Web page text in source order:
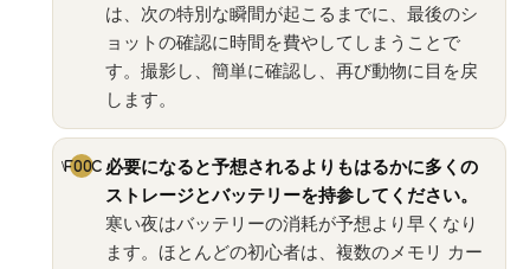
は、次の特別な瞬間が起こるまでに、最後のシ
ョットの確認に時間を費やしてしまうことで
す。撮影し、簡単に確認し、再び動物に目を戻
します。
必要になると予想されるよりもはるかに多くの
ストレージとバッテリーを持参してください。
寒い夜はバッテリーの消耗が予想より早くなり
ます。ほとんどの初心者は、複数のメモリ カー